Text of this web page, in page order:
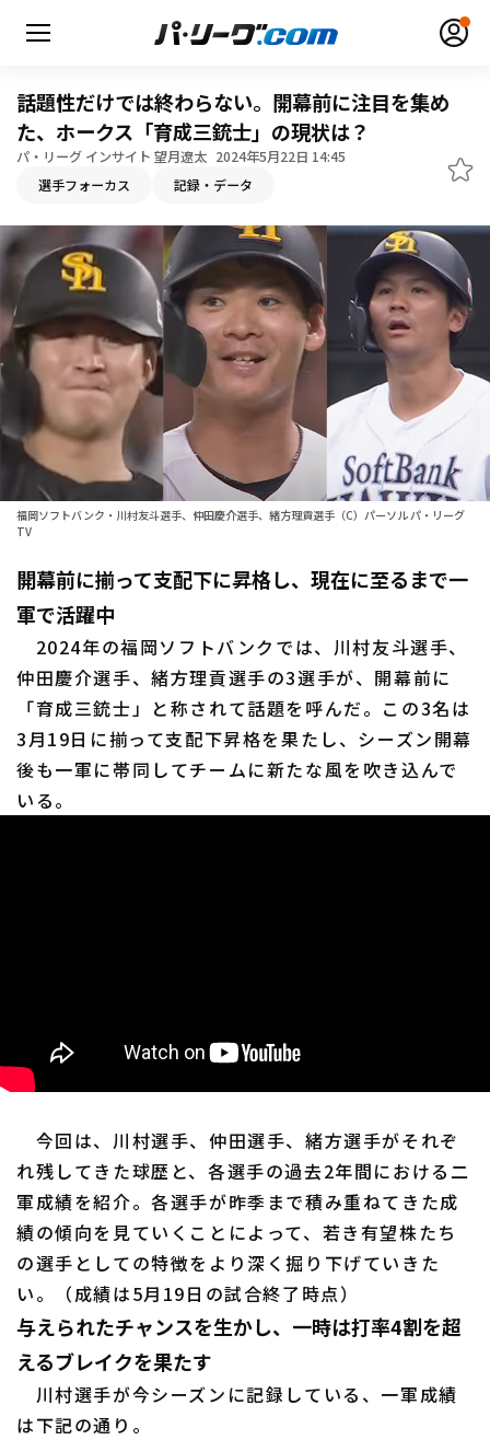
HOME
動画
日程・結果
順位表･成績
1軍公式戦
ファーム東地区
ファーム西地区
交流戦
選手名鑑
選手名鑑トップ
東北楽天ゴールデンイーグルス
埼玉西武ライオンズ
千葉ロッテマリーンズ
オリックス・バファローズ
ニュース
設定
利用規約
特定商取引法の表示 アルバイト募集（別ウィンドウで開く
話題性だけでは終わらない。開幕前に注目を集め
た、ホークス「育成三銃士」の現状は？
パ・リーグ インサイト 望月遼太 2024年5月22日 14:45
選手フォーカス 記録・データ
福岡ソフトバンク・川村友斗選手、仲田慶介選手、緒方理貢選手（C）パーソル パ・リーグ
TV
開幕前に揃って支配下に昇格し、現在に至るまで一
軍で活躍中
2024年の福岡ソフトバンクでは、川村友斗選手、
仲田慶介選手、緒方理貢選手の3選手が、開幕前に
「育成三銃士」と称されて話題を呼んだ。この3名は
3月19日に揃って支配下昇格を果たし、シーズン開幕
後も一軍に帯同してチームに新たな風を吹き込んで
いる。
今回は、川村選手、仲田選手、緒方選手がそれぞ
れ残してきた球歴と、各選手の過去2年間における二
軍成績を紹介。各選手が昨季まで積み重ねてきた成
績の傾向を見ていくことによって、若き有望株たち
の選手としての特徴をより深く掘り下げていきた
い。（成績は5月19日の試合終了時点）
与えられたチャンスを生かし、一時は打率4割を超
えるブレイクを果たす
川村選手が今シーズンに記録している、一軍成績
は下記の通り。